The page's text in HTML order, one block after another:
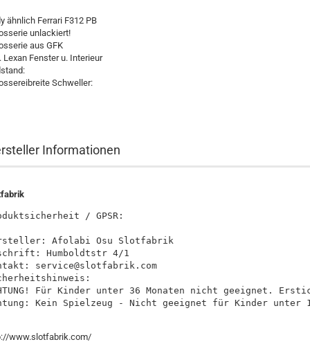
ähnlich Ferrari F312 PB
unlackiert!
aus GFK
Lexan Fenster u. Interieur
Schweller:
Informationen
/ GPSR:
Afolabi Osu Slotfabrik
Humboldtstr 4/1
service@slotfabrik.com
Für Kinder unter 36 Monaten nicht geeignet.
Kein Spielzeug - Nicht geeignet für Kinder unter
www.slotfabrik.com/